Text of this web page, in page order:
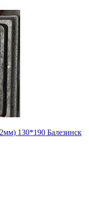
130*190 Балезинск